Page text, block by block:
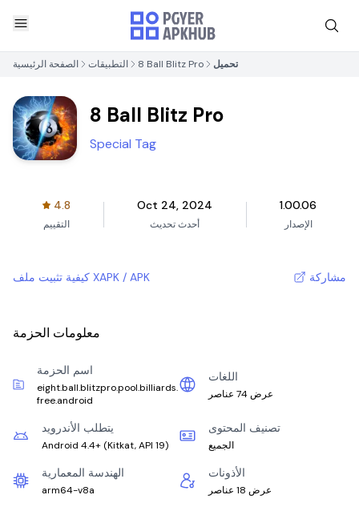
الصفحة الرئيسية التطبيقات 8 Ball Blitz Pro تحميل
8 Ball Blitz Pro
Special Tag
4.8
التقييم
Oct 24, 2024
أحدث تحديث
1.00.06
الإصدار
كيفية تثبيت ملف XAPK / APK مشاركة
معلومات الحزمة
اسم الحزمة
eight.ball.blitzpro.pool.billiards.
free.android
اللغات
عرض 74 عناصر
يتطلب الأندرويد
Android 4.4+ (Kitkat, API 19)
تصنيف المحتوى
الجميع
الهندسة المعمارية
arm64-v8a
الأذونات
عرض 18 عناصر